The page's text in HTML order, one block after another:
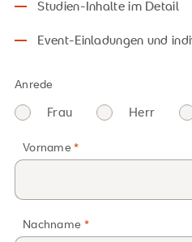
Studien-Inhalte im Detail
Event-Einladungen und
Anrede
Frau Herr
Vorname
Nachname